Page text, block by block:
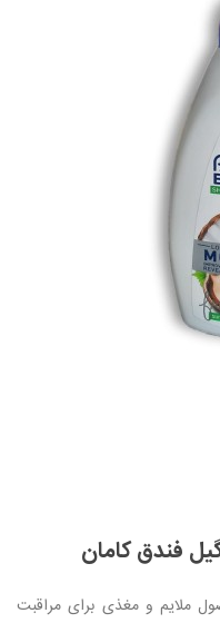
ملایم و مغذی برای مراقبت